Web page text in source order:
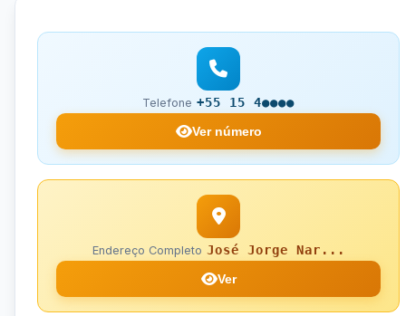
Telefone +55 15 4●●●●
Ver número
Endereço Completo José Jorge Nar...
Ver